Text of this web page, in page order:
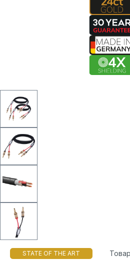
STATE OF THE ART